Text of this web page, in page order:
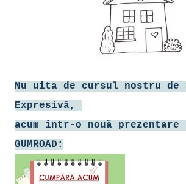
Nu uita de cursul nostru de
Expresivă,
acum într-o nouă prezentare
GUMROAD: